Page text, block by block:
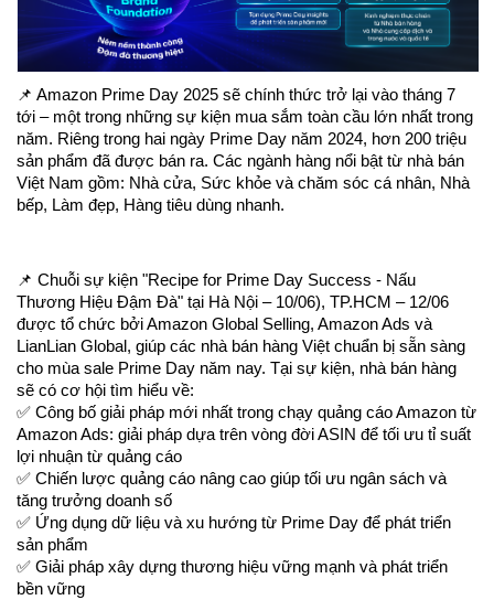
📌 Amazon Prime Day 2025 sẽ chính thức trở lại vào tháng 7
tới – một trong những sự kiện mua sắm toàn cầu lớn nhất trong
năm. Riêng trong hai ngày Prime Day năm 2024, hơn 200 triệu
sản phẩm đã được bán ra. Các ngành hàng nổi bật từ nhà bán
Việt Nam gồm: Nhà cửa, Sức khỏe và chăm sóc cá nhân, Nhà
bếp, Làm đẹp, Hàng tiêu dùng nhanh.
📌 Chuỗi sự kiện "Recipe for Prime Day Success - Nấu
Thương Hiệu Đậm Đà" tại Hà Nội – 10/06), TP.HCM – 12/06
được tổ chức bởi Amazon Global Selling, Amazon Ads và
LianLian Global, giúp các nhà bán hàng Việt chuẩn bị sẵn sàng
cho mùa sale Prime Day năm nay. Tại sự kiện, nhà bán hàng
sẽ có cơ hội tìm hiểu về:
✅ Công bố giải pháp mới nhất trong chạy quảng cáo Amazon từ
Amazon Ads: giải pháp dựa trên vòng đời ASIN để tối ưu tỉ suất
lợi nhuận từ quảng cáo
✅ Chiến lược quảng cáo nâng cao giúp tối ưu ngân sách và
tăng trưởng doanh số
✅ Ứng dụng dữ liệu và xu hướng từ Prime Day để phát triển
sản phẩm
✅ Giải pháp xây dựng thương hiệu vững mạnh và phát triển
bền vững